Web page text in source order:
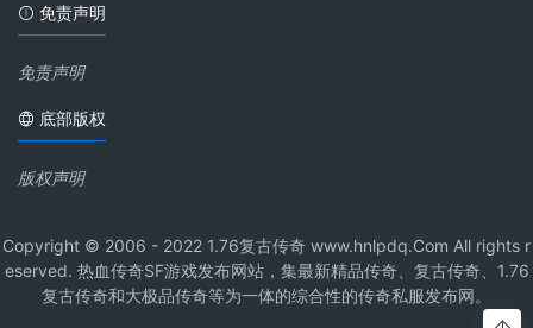
免责声明
免责声明
底部版权
版权声明
Copyright © 2006 - 2022 1.76复古传奇 www.hnlpdq.Com All rights r
eserved. 热血传奇SF游戏发布网站，集最新精品传奇、复古传奇、1.76
复古传奇和大极品传奇等为一体的综合性的传奇私服发布网。